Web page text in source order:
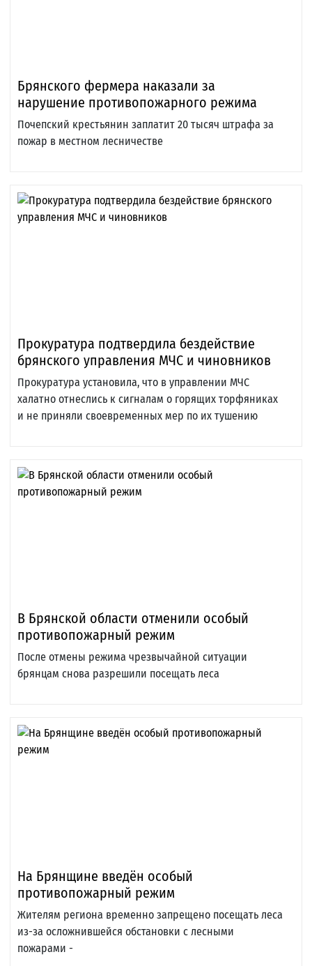
Брянского фермера наказали за
нарушение противопожарного режима
Почепский крестьянин заплатит 20 тысяч штрафа за
пожар в местном лесничестве
Прокуратура подтвердила бездействие
брянского управления МЧС и чиновников
Прокуратура установила, что в управлении МЧС
халатно отнеслись к сигналам о горящих торфяниках
и не приняли своевременных мер по их тушению
В Брянской области отменили особый
противопожарный режим
После отмены режима чрезвычайной ситуации
брянцам снова разрешили посещать леса
На Брянщине введён особый
противопожарный режим
Жителям региона временно запрещено посещать леса
из-за осложнившейся обстановки с лесными
пожарами -